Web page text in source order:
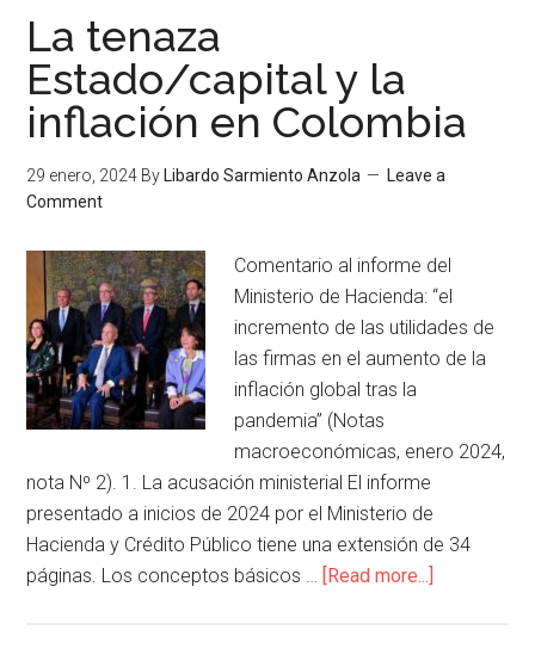
La tenaza
Estado/capital y la
inflación en Colombia
29 enero, 2024 By Libardo Sarmiento Anzola
Leave a
Comment
Comentario al informe del
Ministerio de Hacienda: “el
incremento de las utilidades de
las firmas en el aumento de la
inflación global tras la
pandemia” (Notas
macroeconómicas, enero 2024,
nota Nº 2). 1. La acusación ministerial El informe
presentado a inicios de 2024 por el Ministerio de
Hacienda y Crédito Público tiene una extensión de 34
páginas. Los conceptos básicos … [Read more...]